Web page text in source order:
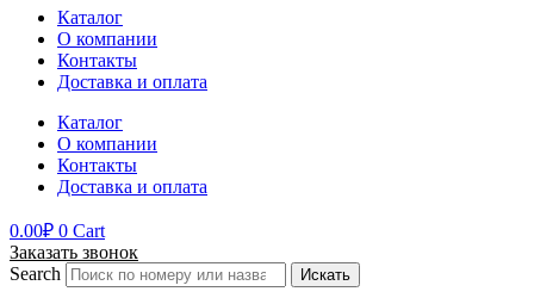
Каталог
О компании
Контакты
Доставка и оплата
Каталог
О компании
Контакты
Доставка и оплата
0.00₽ 0 Cart
Заказать звонок
Search
Искать